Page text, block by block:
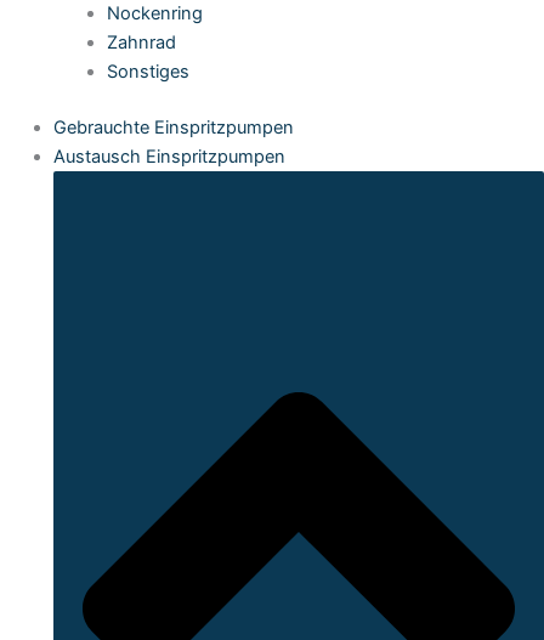
Nockenring
Zahnrad
Sonstiges
Gebrauchte Einspritzpumpen
Austausch Einspritzpumpen